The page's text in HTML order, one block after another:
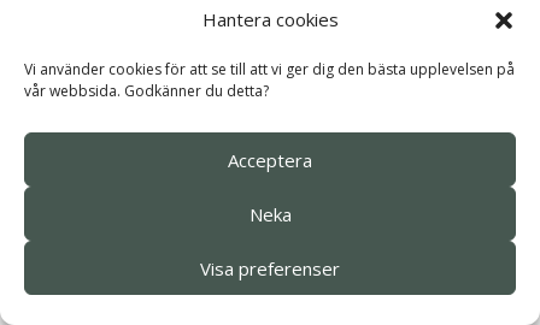
Hantera cookies
Vi använder cookies för att se till att vi ger dig den bästa upplevelsen på
vår webbsida. Godkänner du detta?
Acceptera
Neka
Visa preferenser
Egypten. Såväl professionella arbeten som
involvera både den kinesiska kulturen, Amazonas
Arenigrottan i Armenien. Många års arbete har
också ägnats åt den etruskiska kulturen med egna
med Svenska Dödahavsexpeditionen i Jordanien.